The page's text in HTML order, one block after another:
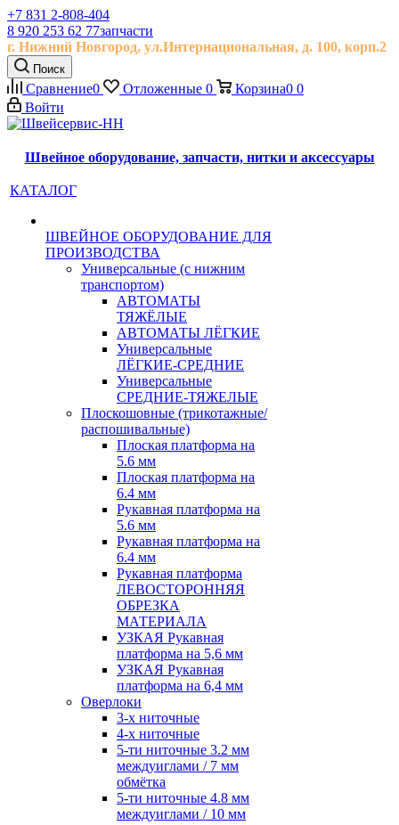
+7 831 2-808-404
8 920 253 62 77запчасти
г. Нижний Новгород, ул.Интернациональная, д. 100, корп.2
Поиск
Сравнение0 Отложенные 0 Корзина0 0
Войти
Швейное оборудование, запчасти, нитки и аксессуары
КАТАЛОГ
ШВЕЙНОЕ ОБОРУДОВАНИЕ ДЛЯ
ПРОИЗВОДСТВА
Универсальные (с нижним
транспортом)
АВТОМАТЫ
ТЯЖЁЛЫЕ
АВТОМАТЫ ЛЁГКИЕ
Универсальные
ЛЁГКИЕ-СРЕДНИЕ
Универсальные
СРЕДНИЕ-ТЯЖЕЛЫЕ
Плоскошовные (трикотажные/
распошивальные)
Плоская платформа на
5.6 мм
Плоская платформа на
6.4 мм
Рукавная платформа на
5.6 мм
Рукавная платформа на
6.4 мм
Рукавная платформа
ЛЕВОСТОРОННЯЯ
ОБРЕЗКА
МАТЕРИАЛА
УЗКАЯ Рукавная
платформа на 5,6 мм
УЗКАЯ Рукавная
платформа на 6,4 мм
Оверлоки
3-х ниточные
4-х ниточные
5-ти ниточные 3.2 мм
междуиглами / 7 мм
обмётка
5-ти ниточные 4.8 мм
междуиглами / 10 мм